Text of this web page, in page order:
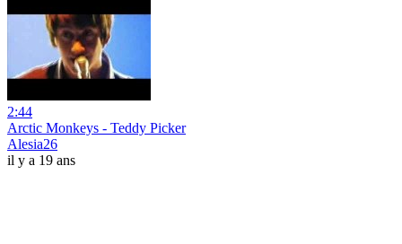
2:44
Arctic Monkeys - Teddy Picker
Alesia26
il y a 19 ans